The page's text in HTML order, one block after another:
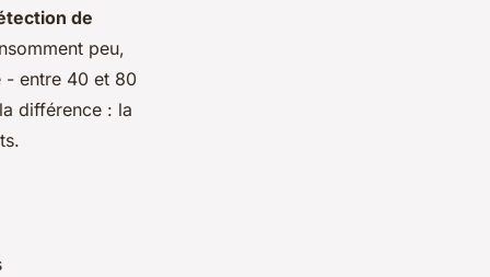
de
peu,
- entre 40 et 80
différence : la